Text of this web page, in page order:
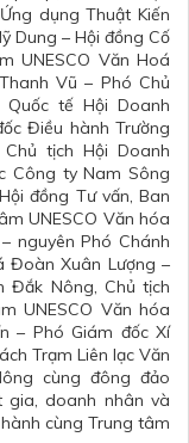
dụng Thuật Kiến
Dung – Hội đồng Cố
UNESCO Văn Hoá
Vũ – Phó Chủ
tế Hội Doanh
Điều hành Trường
tịch Hội Doanh
Công ty Nam Sông
đồng Tư vấn, Ban
UNESCO Văn hóa
nguyên Phó Chánh
Đoàn Xuân Lượng –
Đắk Nông, Chủ tịch
UNESCO Văn hóa
– Phó Giám đốc Xí
Trạm Liên lạc Văn
cùng đông đảo
gia, doanh nhân và
cùng Trung tâm